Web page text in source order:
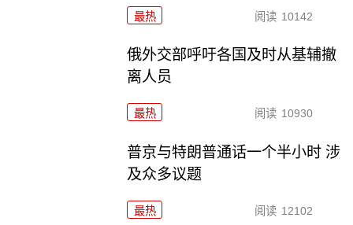
最热 阅读 10142
俄外交部呼吁各国及时从基辅撤
离人员
最热 阅读 10930
普京与特朗普通话一个半小时 涉
及众多议题
最热 阅读 12102